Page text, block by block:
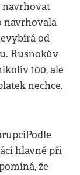
navrhovat
navrhovala
od
Rusnokův
100, ale
nechce.
hlavně při
že